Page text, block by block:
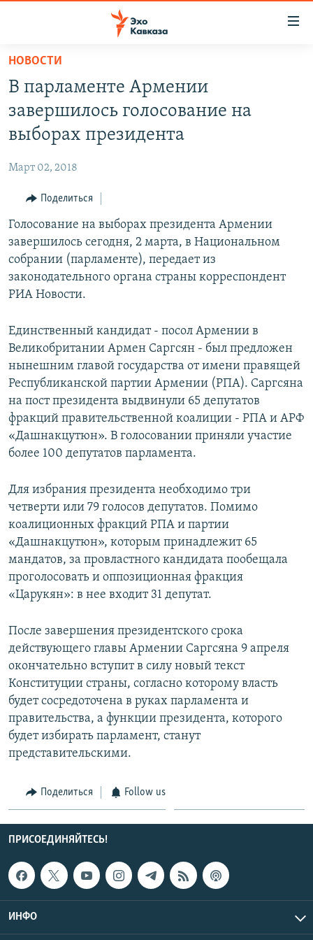
Вернуться
основному
содержанию
Вернутся
главной
навигации
Вернутся
поиску
ТБИЛИСИ
СУХУМИ
ВЕСЬ КАВКАЗ
СЕВЕРНЫЙ КАВКАЗ
АРМЕНИЯ
АЗЕРБАЙДЖАН
ТЕМЫ
ПОЛИТИКА
ЭКОНОМИКА
ОБЩЕСТВО
КУЛЬТУРА
СПОРТ
МИР
РУБРИКИ
НЕКРУГЛЫЙ СТОЛ
ГОСТЬ НЕДЕЛИ
ПОЗИЦИЯ
БЛОГИ
ГОЛОСА
ЧИТАЕМ ПРЕССУ
МУЛЬТИМЕДИА
ВИДЕО
ФОТО
АУДИО
ПОДКАСТЫ
АРХИВ РАДИОПРОГРАММЫ
Все сайты РСЕ/РС
НОВОСТИ
В парламенте Армении
завершилось голосование на
выборах президента
Март 02, 2018
Поделиться
Голосование на выборах президента Армении
завершилось сегодня, 2 марта, в Национальном
собрании (парламенте), передает из
законодательного органа страны корреспондент
РИА Новости.
Единственный кандидат - посол Армении в
Великобритании Армен Саргсян - был предложен
нынешним главой государства от имени правящей
Республиканской партии Армении (РПА). Саргсяна
на пост президента выдвинули 65 депутатов
фракций правительственной коалиции - РПА и АРФ
«Дашнакцутюн». В голосовании приняли участие
более 100 депутатов парламента.
Для избрания президента необходимо три
четверти или 79 голосов депутатов. Помимо
коалиционных фракций РПА и партии
«Дашнакцутюн», которым принадлежит 65
мандатов, за провластного кандидата пообещала
проголосовать и оппозиционная фракция
«Царукян»: в нее входит 31 депутат.
После завершения президентского срока
действующего главы Армении Саргсяна 9 апреля
окончательно вступит в силу новый текст
Конституции страны, согласно которому власть
будет сосредоточена в руках парламента и
правительства, а функции президента, которого
будет избирать парламент, станут
представительскими.
Поделиться Follow us
ПРИСОЕДИНЯЙТЕСЬ!
ИНФО